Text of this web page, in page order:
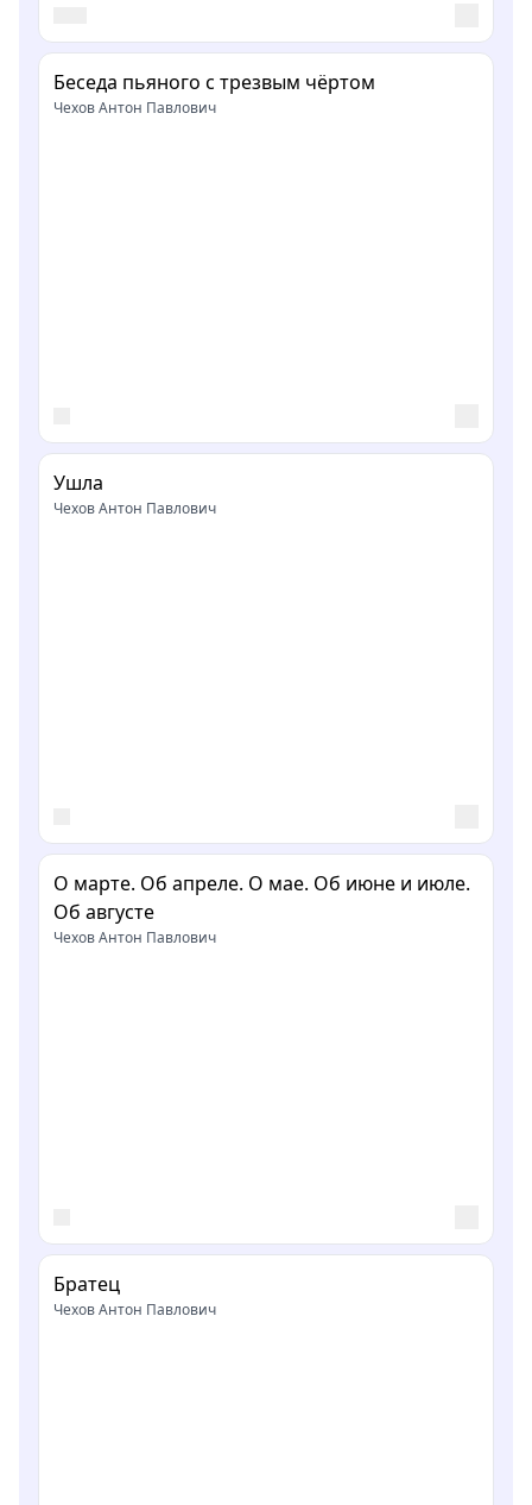
Беседа пьяного с трезвым чёртом
Чехов Антон Павлович
Ушла
Чехов Антон Павлович
О марте. Об апреле. О мае. Об июне и июле.
Об августе
Чехов Антон Павлович
Братец
Чехов Антон Павлович